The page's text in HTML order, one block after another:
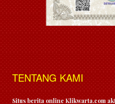
TENTANG KAMI
Situs berita online Klikwarta.com